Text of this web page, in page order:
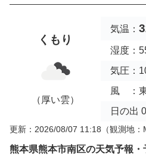
くもり
（厚い雲）
気温：
湿度：
気圧：
風 ：
日の出
更新：2026/08/07 11:18 （観測地：
熊本県熊本市南区の天気予報・